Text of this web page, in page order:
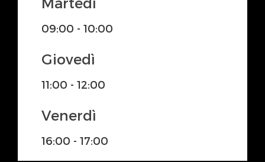
09:00 - 10:00
Giovedì
11:00 - 12:00
Venerdì
16:00 - 17:00